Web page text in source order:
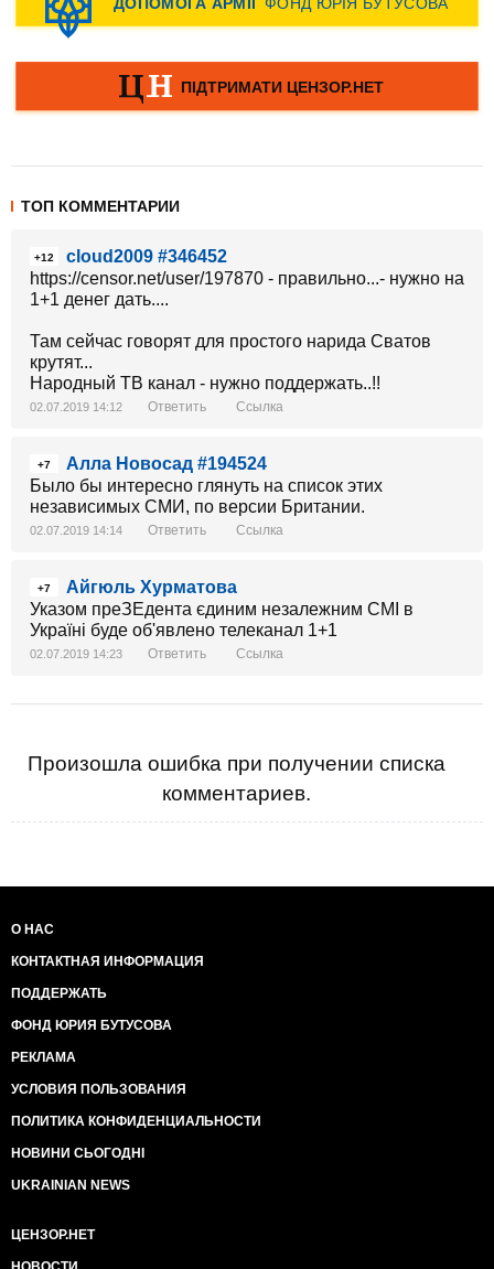
ТОП КОММЕНТАРИИ
+12
cloud2009 #346452
https://censor.net/user/197870 - правильно...- нужно на
1+1 денег дать....
Там сейчас говорят для простого нарида Сватов
крутят...
Народный ТВ канал - нужно поддержать..!!
02.07.2019 14:12 Ответить Ссылка
+7
Алла Новосад #194524
Было бы интересно глянуть на список этих
независимых СМИ, по версии Британии.
02.07.2019 14:14 Ответить Ссылка
+7
Айгюль Хурматова
Указом преЗЕдента єдиним незалежним СМІ в
Україні буде об'явлено телеканал 1+1
02.07.2019 14:23 Ответить Ссылка
Произошла ошибка при получении списка
комментариев.
О НАС
КОНТАКТНАЯ ИНФОРМАЦИЯ
ПОДДЕРЖАТЬ
ФОНД ЮРИЯ БУТУСОВА
РЕКЛАМА
УСЛОВИЯ ПОЛЬЗОВАНИЯ
ПОЛИТИКА КОНФИДЕНЦИАЛЬНОСТИ
НОВИНИ СЬОГОДНІ
UKRAINIAN NEWS
ЦЕНЗОР.НЕТ